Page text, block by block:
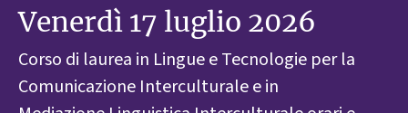
Venerdì 17 luglio 2026
Corso di laurea in Lingue e Tecnologie per la
Comunicazione Interculturale e in